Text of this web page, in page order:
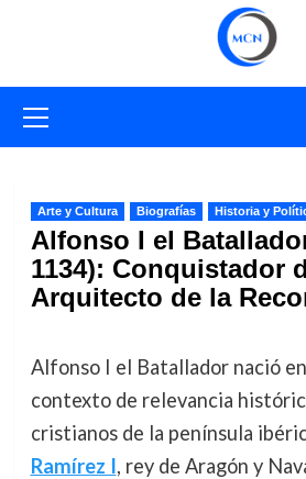
primario
Arte y Cultura Biografías Historia y
Alfonso I el
1134): Conquistador
Arquitecto de la
Alfonso I el Batallador nació
contexto de relevancia
cristianos de la península
Ramírez I, rey de Aragón y